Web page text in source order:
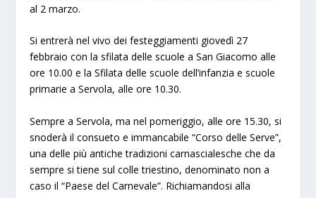
al 2 marzo.
Si entrerà nel vivo dei festeggiamenti giovedì 27
febbraio con la sfilata delle scuole a San Giacomo alle
ore 10.00 e la Sfilata delle scuole dell’infanzia e scuole
primarie a Servola, alle ore 10.30.
Sempre a Servola, ma nel pomeriggio, alle ore 15.30, si
snoderà il consueto e immancabile “Corso delle Serve”,
una delle più antiche tradizioni carnascialesche che da
sempre si tiene sul colle triestino, denominato non a
caso il “Paese del Carnevale”. Richiamandosi alla